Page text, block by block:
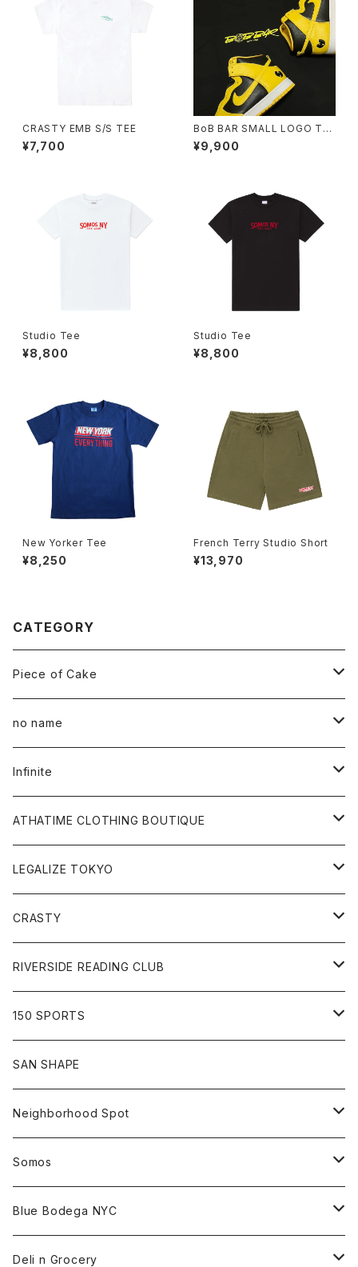
CRASTY EMB S/S TEE
¥7,700
BoB BAR SMALL LOGO TEE
Designed by FUTURA
¥9,900
Studio Tee
¥8,800
Studio Tee
¥8,800
New Yorker Tee
¥8,250
French Terry Studio Short
¥13,970
CATEGORY
Piece of Cake
All
Tee
Hoodie
Sweat
Goods
no name
All
Hoodie
Sweat
Tee
Pants
Shirt
Jacket
Beanie
Hat
Infinite
All
Tee
Cap
Sweat
ATHATIME CLOTHING BOUTIQUE
All
Sweat
Pants
Hoodie
Shirt
LEGALIZE TOKYO
All
Tee
Cap
Hat
Goods
Sweat
Beanie
Jacket
CRASTY
All
Tee
Goods
Sweat
RIVERSIDE READING CLUB
All
Tee
150 SPORTS
All
Goods
SAN SHAPE
Neighborhood Spot
All
Tee
Cap
Somos
All
Tee
Blue Bodega NYC
All
Deli n Grocery